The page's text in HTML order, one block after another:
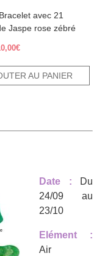
avec 21
Jaspe rose zébré
€Le
actuel
AU PANIER
Date :
Du
24/09 au
23/10
Elément :
Air